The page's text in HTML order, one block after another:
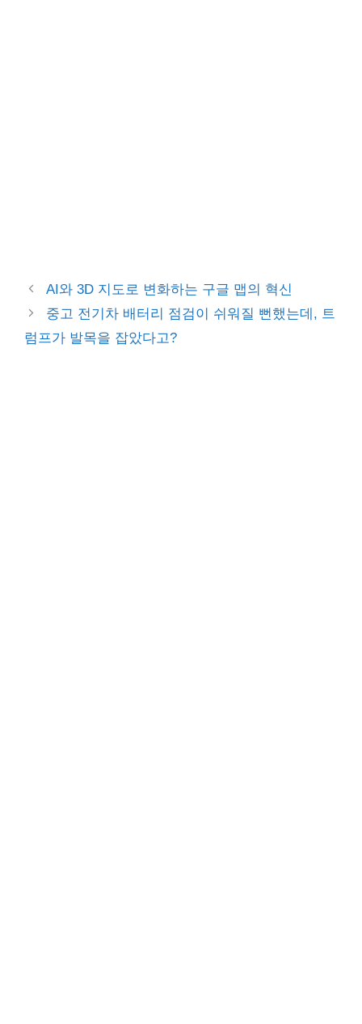
AI와 3D 지도로 변화하는 구글 맵의 혁신
중고 전기차 배터리 점검이 쉬워질 뻔했는데, 트
럼프가 발목을 잡았다고?